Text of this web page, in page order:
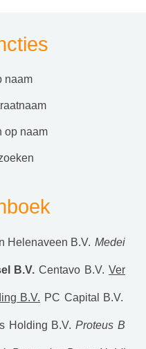
naam
op naam
Helenaveen B.V. Medei
B.V. Centavo B.V. Ver
B.V. PC Capital B.V.
Holding B.V. Proteus B